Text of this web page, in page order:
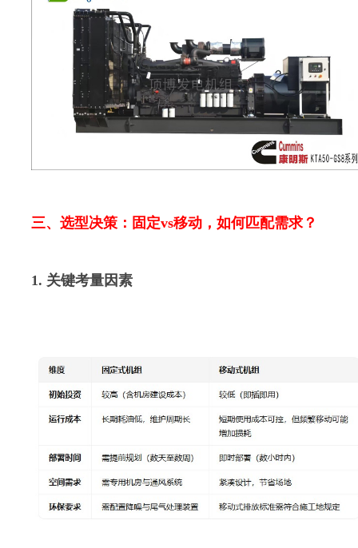
三、选型决策：固定vs移动，如何匹配需求？
1. 关键考量因素